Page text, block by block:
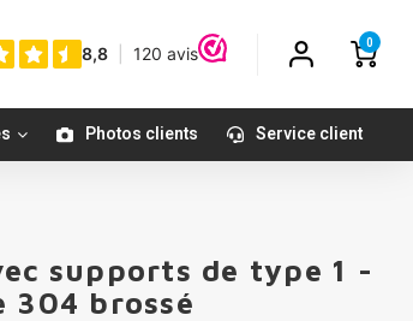
0
Photos clients Service client
supports de type 1 -
304 brossé